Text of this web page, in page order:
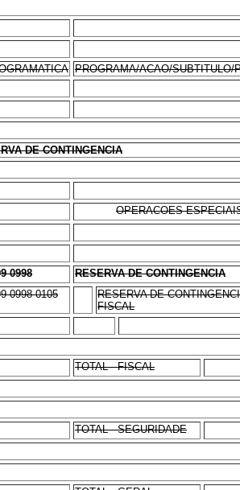
PROGRAMA/ACAO/SUBTITULO/
DE CONTINGENCIA
OPERACOES
0998 RESERVA DE CONTINGENCIA
0998 0105
RESERVA DE
FISCAL
TOTAL - FISCAL
TOTAL - SEGURIDADE